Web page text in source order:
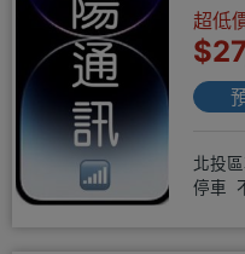
超低
北投
停車